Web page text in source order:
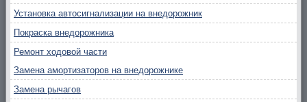
Установка автосигнализации на внедорожник
Покраска внедорожника
Ремонт ходовой части
Замена амортизаторов на внедорожнике
Замена рычагов